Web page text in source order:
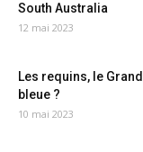
South Australia
12 mai 2023
Les requins, le
bleue ?
10 mai 2023